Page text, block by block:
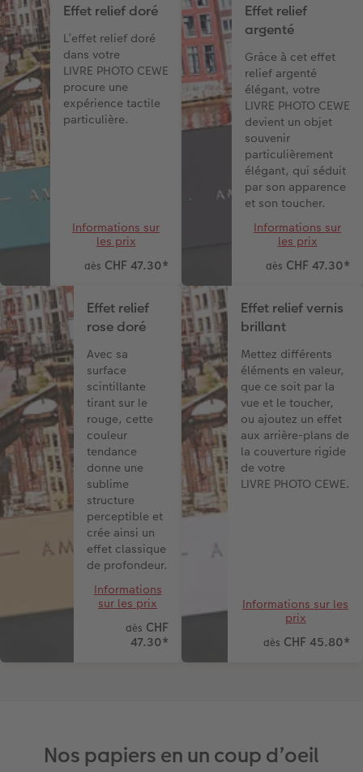
Effet relief doré
L’effet relief doré
dans votre
LIVRE PHOTO CEWE
procure une
expérience tactile
particulière.
Informations sur
les prix
dès CHF 47.30*
Effet relief
argenté
Grâce à cet effet
relief argenté
élégant, votre
LIVRE PHOTO CEWE
devient un objet
souvenir
particulièrement
élégant, qui séduit
par son apparence
et son toucher.
Informations sur
les prix
dès CHF 47.30*
Effet relief
rose doré
Avec sa
surface
scintillante
tirant sur le
rouge, cette
couleur
tendance
donne une
sublime
structure
perceptible et
crée ainsi un
effet classique
de profondeur.
Informations
sur les prix
dès CHF
47.30*
Effet relief vernis
brillant
Mettez différents
éléments en valeur,
que ce soit par la
vue et le toucher,
ou ajoutez un effet
aux arrière-plans de
la couverture rigide
de votre
LIVRE PHOTO CEWE.
Informations sur les
prix
dès CHF 45.80*
Nos papiers en un coup d’oeil